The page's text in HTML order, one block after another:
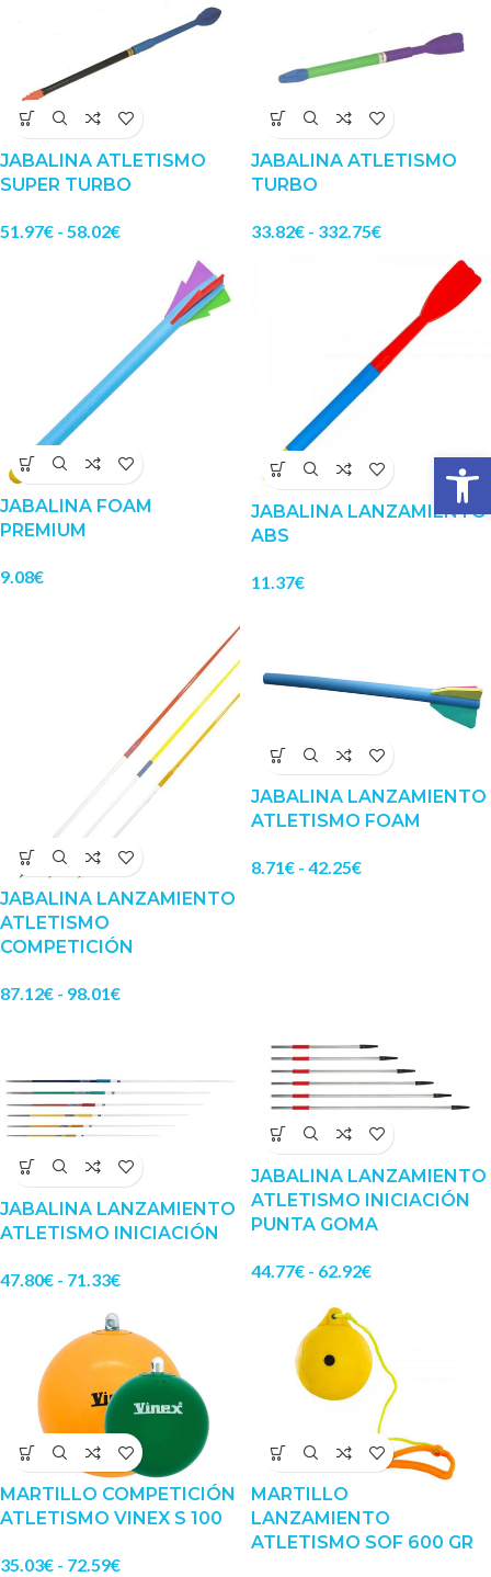
JABALINA ATLETISMO
SUPER TURBO
51.97€ - 58.02€
JABALINA ATLETISMO
TURBO
33.82€ - 332.75€
JABALINA FOAM
PREMIUM
9.08€
JABALINA LANZAMIENTO
ABS
11.37€
JABALINA LANZAMIENTO
ATLETISMO
COMPETICIÓN
87.12€ - 98.01€
JABALINA LANZAMIENTO
ATLETISMO FOAM
8.71€ - 42.25€
JABALINA LANZAMIENTO
ATLETISMO INICIACIÓN
47.80€ - 71.33€
JABALINA LANZAMIENTO
ATLETISMO INICIACIÓN
PUNTA GOMA
44.77€ - 62.92€
MARTILLO COMPETICIÓN
ATLETISMO VINEX S 100
35.03€ - 72.59€
MARTILLO
LANZAMIENTO
ATLETISMO SOF 600 GR
Abrir